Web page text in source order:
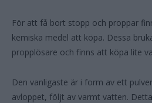
För att få bort stopp och proppar
kemiska medel att köpa. Dessa
propplösare och finns att köpa lite
Den vanligaste är i form av ett
avloppet, följt av varmt vatten.